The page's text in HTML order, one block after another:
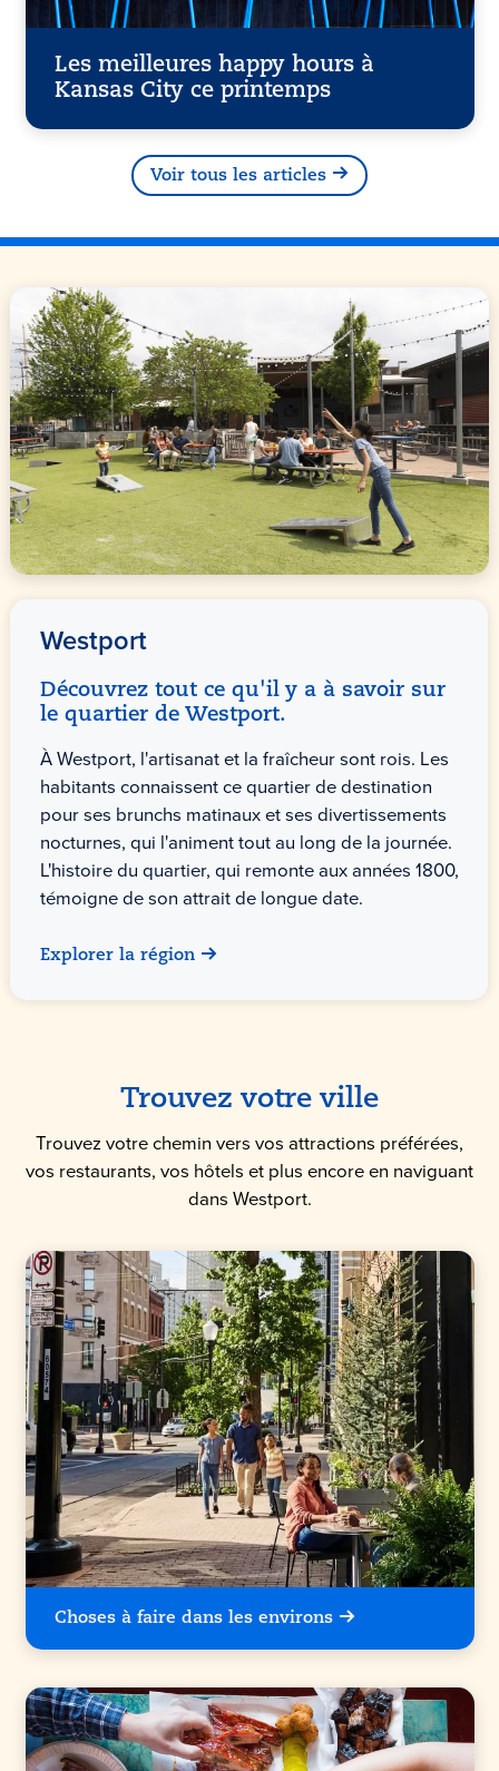
Les meilleures happy hours à
Kansas City ce printemps
Voir tous les articles
Westport
Découvrez tout ce qu'il y a à savoir sur
le quartier de Westport.
À Westport, l'artisanat et la fraîcheur sont rois. Les
habitants connaissent ce quartier de destination
pour ses brunchs matinaux et ses divertissements
nocturnes, qui l'animent tout au long de la journée.
L'histoire du quartier, qui remonte aux années 1800,
témoigne de son attrait de longue date.
Explorer la région
Trouvez votre ville
Trouvez votre chemin vers vos attractions préférées,
vos restaurants, vos hôtels et plus encore en naviguant
dans Westport.
Choses à faire dans les environs